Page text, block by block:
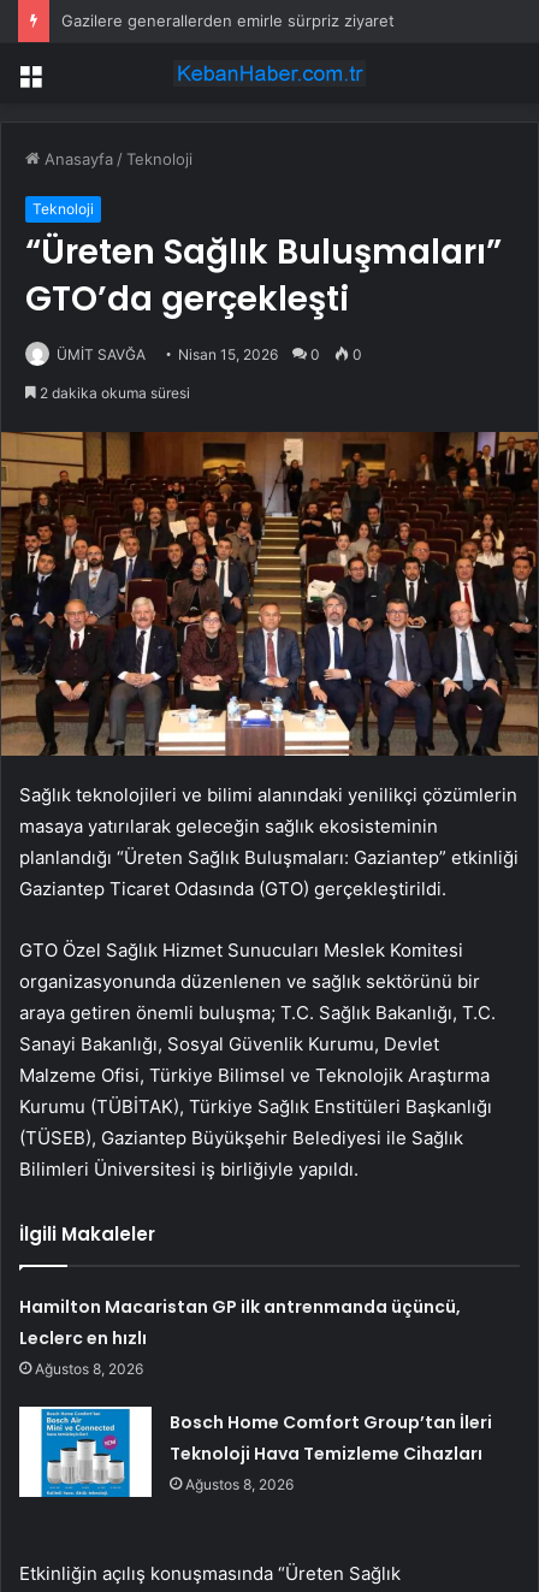
Gazilere generallerden emirle sürpriz ziyaret
Menü
Anasayfa /Teknoloji
Teknoloji
“Üreten Sağlık Buluşmaları”
GTO’da gerçekleşti
ÜMİT SAVĞA Nisan 15, 2026 0 0
2 dakika okuma süresi
Sağlık teknolojileri ve bilimi alanındaki yenilikçi çözümlerin
masaya yatırılarak geleceğin sağlık ekosisteminin
planlandığı “Üreten Sağlık Buluşmaları: Gaziantep” etkinliği
Gaziantep Ticaret Odasında (GTO) gerçekleştirildi.
GTO Özel Sağlık Hizmet Sunucuları Meslek Komitesi
organizasyonunda düzenlenen ve sağlık sektörünü bir
araya getiren önemli buluşma; T.C. Sağlık Bakanlığı, T.C.
Sanayi Bakanlığı, Sosyal Güvenlik Kurumu, Devlet
Malzeme Ofisi, Türkiye Bilimsel ve Teknolojik Araştırma
Kurumu (TÜBİTAK), Türkiye Sağlık Enstitüleri Başkanlığı
(TÜSEB), Gaziantep Büyükşehir Belediyesi ile Sağlık
Bilimleri Üniversitesi iş birliğiyle yapıldı.
İlgili Makaleler
Hamilton Macaristan GP ilk antrenmanda üçüncü,
Leclerc en hızlı
Ağustos 8, 2026
Bosch Home Comfort Group’tan İleri
Teknoloji Hava Temizleme Cihazları
Ağustos 8, 2026
Etkinliğin açılış konuşmasında “Üreten Sağlık